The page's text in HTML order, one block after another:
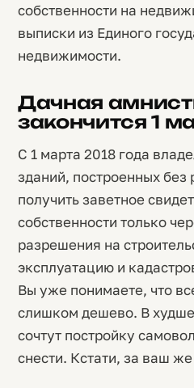
собственности на
выписки из Единого
недвижимости.
Дачная
закончится 1
С 1 марта 2018 года
зданий, построенных
получить заветное
собственности только
разрешения на
эксплуатацию и
Вы уже понимаете, что
слишком дешево. В
сочтут постройку
снести. Кстати, за ваш же